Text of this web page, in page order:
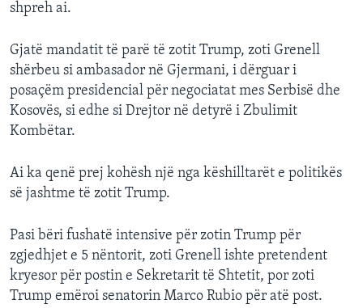
shpreh ai.
Gjatë mandatit të parë të zotit Trump, zoti Grenell
shërbeu si ambasador në Gjermani, i dërguar i
posaçëm presidencial për negociatat mes Serbisë dhe
Kosovës, si edhe si Drejtor në detyrë i Zbulimit
Kombëtar.
Ai ka qenë prej kohësh një nga këshilltarët e politikës
së jashtme të zotit Trump.
Pasi bëri fushatë intensive për zotin Trump për
zgjedhjet e 5 nëntorit, zoti Grenell ishte pretendent
kryesor për postin e Sekretarit të Shtetit, por zoti
Trump emëroi senatorin Marco Rubio për atë post.